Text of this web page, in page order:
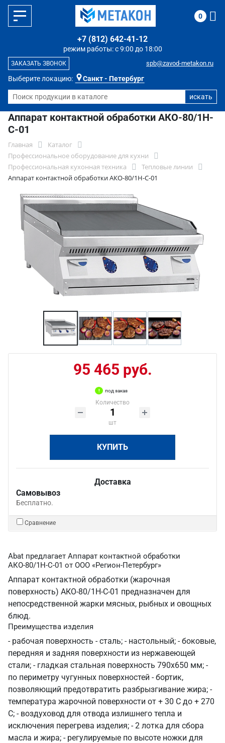
Выберите локацию: Санкт - Петербург
режим работы: с 9:00 до 18:00
+7 (812) 642-41-12
spb@zavod-metakon.ru
ЗАКАЗАТЬ ЗВОНОК
0
Аппарат контактной обработки АКО-80/1Н-
С-01
Главная
Каталог
Профессиональное оборудование для кухни
Профессиональная кухонная техника
Тепловые линии
Аппарат контактной обработки АКО-80/1Н-С-01
95 465 руб.
под заказ
Количество
шт
КУПИТЬ
Доставка
Самовывоз
Бесплатно.
Сравнение
Abat предлагает Аппарат контактной обработки
АКО-80/1Н-С-01 от ООО «Регион-Петербург»
Аппарат контактной обработки (жарочная
поверхность) АКО-80/1Н-С-01 предназначен для
непосредственной жарки мясных, рыбных и овощных
блюд.
Преимущества изделия
- рабочая поверхность - сталь; - настольный; - боковые,
передняя и задняя поверхности из нержавеющей
стали; - гладкая стальная поверхность 790x650 мм; -
по периметру чугунных поверхностей - бортик,
позволяющий предотвратить разбрызгивание жира; -
температура жарочной поверхности от + 30 С до + 270
С; - воздуховод для отвода излишнего тепла и
исключения перегрева изделия; - 2 лотка для сбора
масла и жира; - регулируемые по высоте ножки для